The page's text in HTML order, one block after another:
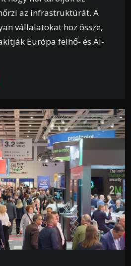
az infrastruktúrát. A
vállalatokat hoz össze,
Európa felhő- és AI-